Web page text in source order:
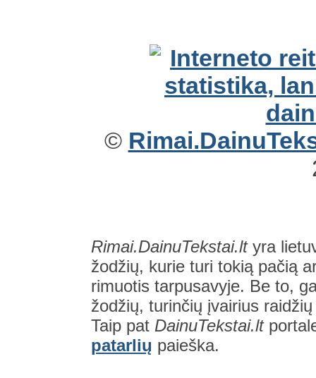
©
Rimai.DainuTekstai.ltyra
žodžių, kurie turi tokią pačią
rimuotis tarpusavyje. Be to,
žodžių, turinčių įvairius
Taip pat DainuTekstai.lt
patarlių paieška.